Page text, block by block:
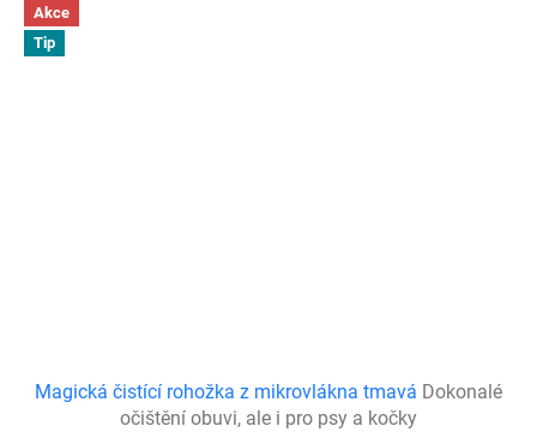
Akce
Tip
Magická čistící rohožka z mikrovlákna tmavá Dokonalé
očištění obuvi, ale i pro psy a kočky